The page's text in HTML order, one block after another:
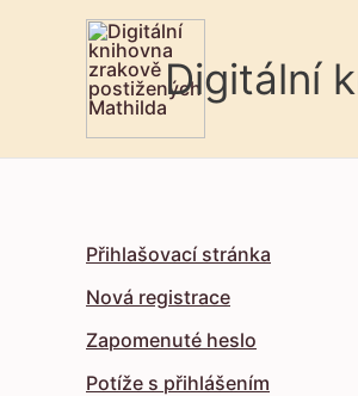
Digitální
Přihlašovací stránka
Nová registrace
Zapomenuté heslo
Potíže s přihlášením